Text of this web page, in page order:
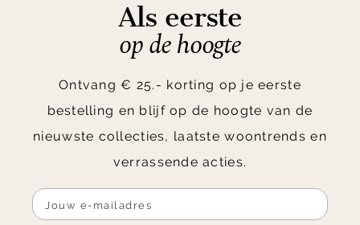
Als eerste
op de hoogte
Ontvang € 25.- korting op je eerste
bestelling en blijf op de hoogte van de
nieuwste collecties, laatste woontrends en
verrassende acties.